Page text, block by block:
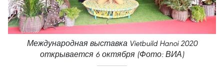
Международная выставка Vietbuild Hanoi 2020
открывается 6 октября (Фото: ВИА)